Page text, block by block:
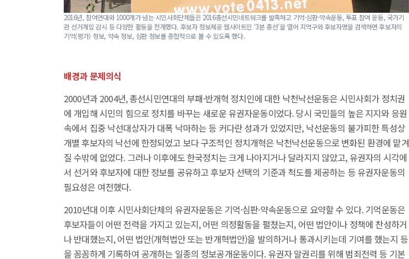
2016년, 참여연대와 1000개가 넘는 시민사회단체들은 2016총선시민네트워크를 발족하고 기억·심판·약속운동, 투표 참여 운동, 국가기
관 선거개입 감시 등 다양한 활동을 전개했다. 후보자 정보제공 웹사이트인 ‘3분 총선’을 열어 지역구와 후보자명을 검색하면 후보자의
기억(평가) 정보, 약속 정보, 심판 정보를 종합적으로 볼 수 있도록 했다.
배경과 문제의식
2000년과 2004년, 총선시민연대의 부패·반개혁 정치인에 대한 낙천낙선운동은 시민사회가 정치권
에 개입해 시민의 힘으로 정치를 바꾸는 새로운 유권자운동이었다. 당시 국민들의 높은 지지와 응원
속에서 집중 낙선대상자가 대폭 낙마하는 등 커다란 성과가 있었지만, 낙선운동의 불가피한 특성상
개별 후보자의 낙선에 한정되었고 보다 구조적인 정치개혁은 낙천낙선운동으로 변화된 환경에 맡겨
질 수밖에 없었다. 그러나 이후에도 한국정치는 크게 나아지거나 달라지지 않았고, 유권자의 시각에
서 선거와 후보자에 대한 정보를 공유하고 후보자 선택의 기준과 척도를 제공하는 등 유권자운동의
필요성은 여전했다.
2010년대 이후 시민사회단체의 유권자운동은 기억·심판·약속운동으로 요약할 수 있다. 기억운동은
후보자들이 어떤 전력을 가지고 있는지, 어떤 의정활동을 펼쳤는지, 어떤 법안이나 정책에 찬성하거
나 반대했는지, 어떤 법안(개혁법안 또는 반개혁법안)을 발의하거나 통과시키는데 기여를 했는지 등
을 꼼꼼하게 기록하여 공개하는 일종의 정보공개운동이다. 유권자 알권리를 위해 범죄전력 등 기본